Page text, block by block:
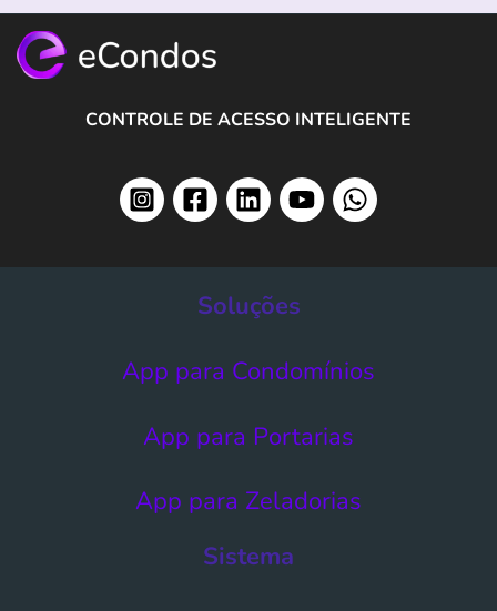
CONTROLE DE ACESSO INTELIGENTE
Soluções
App para Condomínios
App para Portarias
App para Zeladorias
Sistema